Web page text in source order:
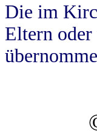
Die im
Eltern